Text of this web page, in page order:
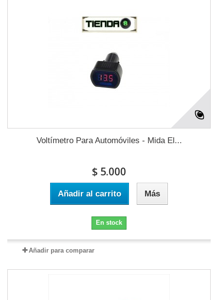
Voltímetro Para Automóviles - Mida El...
$ 5.000
Añadir al carrito Más
En stock
Añadir para comparar